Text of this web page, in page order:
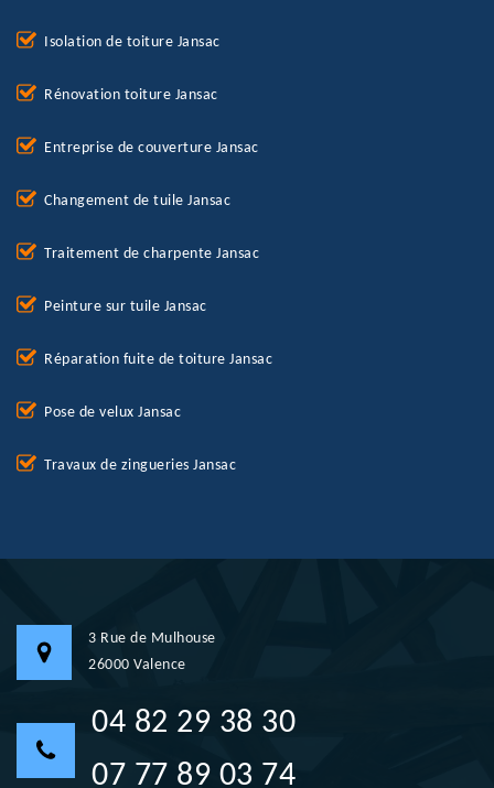
Isolation de toiture Jansac
Rénovation toiture Jansac
Entreprise de couverture Jansac
Changement de tuile Jansac
Traitement de charpente Jansac
Peinture sur tuile Jansac
Réparation fuite de toiture Jansac
Pose de velux Jansac
Travaux de zingueries Jansac
3 Rue de Mulhouse
26000 Valence
04 82 29 38 30
07 77 89 03 74